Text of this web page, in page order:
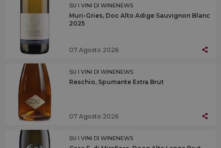
SU I VINI DI WINENEWS
Muri-Gries, Doc Alto Adige Sauvignon Blanc
2025
07 Agosto 2026
SU I VINI DI WINENEWS
Reschio, Spumante Extra Brut
07 Agosto 2026
SU I VINI DI WINENEWS